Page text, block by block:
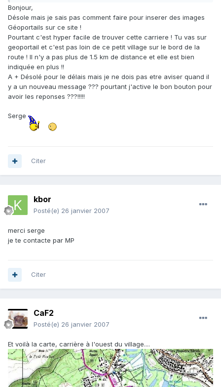
Bonjour,
Désole mais je sais pas comment faire pour inserer des images
Géoportails sur ce site !
Pourtant c'est hyper facile de trouver cette carriere ! Tu vas sur
geoportail et c'est pas loin de ce petit village sur le bord de la
route ! Il n'y a pas plus de 1.5 km de distance et elle est bien
indiquée en plus !!
A + Désolé pour le délais mais je ne dois pas etre aviser quand il
y a un nouveau message ??? pourtant j'active le bon bouton pour
avoir les reponses ???!!!!!
Serge
Citer
kbor
Posté(e) 26 janvier 2007
merci serge
je te contacte par MP
Citer
CaF2
Posté(e) 26 janvier 2007
Et voilà la carte, carrière à l'ouest du village....